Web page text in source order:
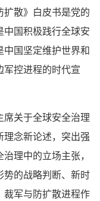
散》白皮书是党的
国积极践行全球安
国坚定维护世界和
控进程的时代宣
关于全球安全治理
念新论述，突出强
理中的立场主张，
势的战略判断、新时
裁军与防扩散进程作